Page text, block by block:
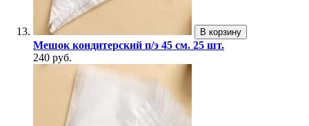
В корзину
Мешок кондитерский п/э 45 см. 25 шт.
240 руб.